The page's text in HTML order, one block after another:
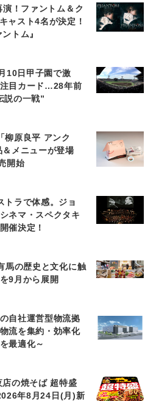
！ファントム＆ク
ャスト4名が決定！
トム』
10日甲子園で激
目カード…28年前
説の一戦”
柳原良平 アンク
＆メニューが登場
開始
トラで体感。ジョ
ネマ・スペクタキ
催決定！
馬の歴史と文化に触
9月から展開
自社運営型物流拠
流を集約・効率化
最適化～
店の焼そば 超特盛
年8月24日(月)新